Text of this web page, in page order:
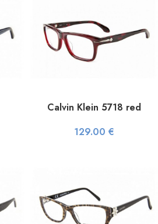
Calvin Klein 5718 red
129.00 €